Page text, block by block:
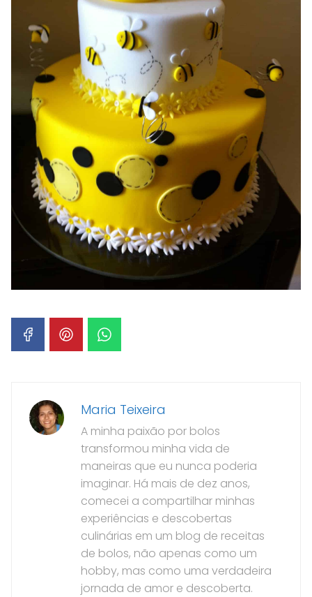
Maria Teixeira
A minha paixão por bolos
transformou minha vida de
maneiras que eu nunca poderia
imaginar. Há mais de dez anos,
comecei a compartilhar minhas
experiências e descobertas
culinárias em um blog de receitas
de bolos, não apenas como um
hobby, mas como uma verdadeira
jornada de amor e descoberta.